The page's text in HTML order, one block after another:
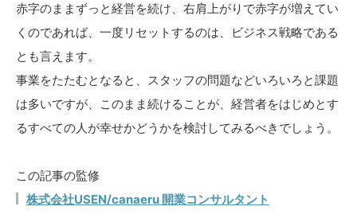
赤字のままずっと経営を続け、右肩上がりで赤字が増えてい
くのであれば、一度リセットするのは、ビジネス戦略である
とも言えます。
事業をたたむとなると、スタッフの問題などいろいろと課題
は多いですが、このまま続けることが、経営者をはじめとす
るすべての人が幸せかどうかを検討してみるべきでしょう。
この記事の監修
株式会社USEN/canaeru 開業コンサルタント